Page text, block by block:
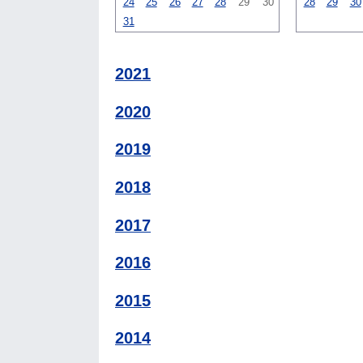
31
2021
2020
2019
2018
2017
2016
2015
2014